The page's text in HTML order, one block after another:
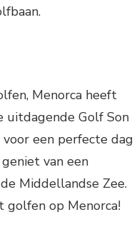
Menorca heeft
uitdagende Golf Son
voor een perfecte dag
van een
Middellandse Zee.
op Menorca!